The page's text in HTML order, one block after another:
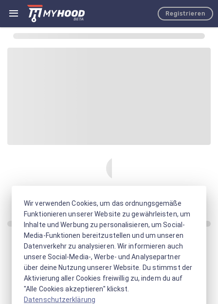
Registrieren
Wir verwenden Cookies, um das ordnungsgemäße
Funktionieren unserer Website zu gewährleisten, um
Inhalte und Werbung zu personalisieren, um Social-
Media-Funktionen bereitzustellen und um unseren
Datenverkehr zu analysieren. Wir informieren auch
unsere Social-Media-, Werbe- und Analysepartner
über deine Nutzung unserer Website. Du stimmst der
Aktivierung aller Cookies freiwillig zu, indem du auf
"Alle Cookies akzeptieren" klickst.
Datenschutzerklärung